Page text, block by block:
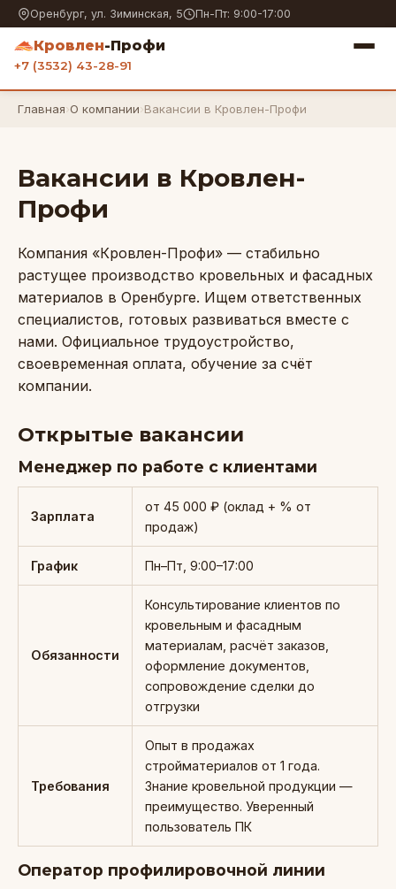
Оренбург, ул. Зиминская, 5 Пн-Пт: 9:00-17:00
Кровлен-Профи
+7 (3532) 43-28-91
Главная›О компании›Вакансии в Кровлен-Профи
Вакансии в Кровлен-
Профи
Компания «Кровлен-Профи» — стабильно
растущее производство кровельных и фасадных
материалов в Оренбурге. Ищем ответственных
специалистов, готовых развиваться вместе с
нами. Официальное трудоустройство,
своевременная оплата, обучение за счёт
компании.
Открытые вакансии
Менеджер по работе с клиентами
Зарплата
от 45 000 ₽ (оклад + % от
продаж)
График Пн–Пт, 9:00–17:00
Обязанности
Консультирование клиентов по
кровельным и фасадным
материалам, расчёт заказов,
оформление документов,
сопровождение сделки до
отгрузки
Требования
Опыт в продажах
стройматериалов от 1 года.
Знание кровельной продукции —
преимущество. Уверенный
пользователь ПК
Оператор профилировочной линии